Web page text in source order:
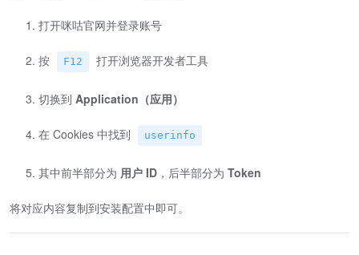
打开咪咕官网并登录账号
按 F12 打开浏览器开发者工具
切换到 Application（应用）
在 Cookies 中找到 userinfo
其中前半部分为 用户 ID ，后半部分为 Token
将对应内容复制到安装配置中即可。